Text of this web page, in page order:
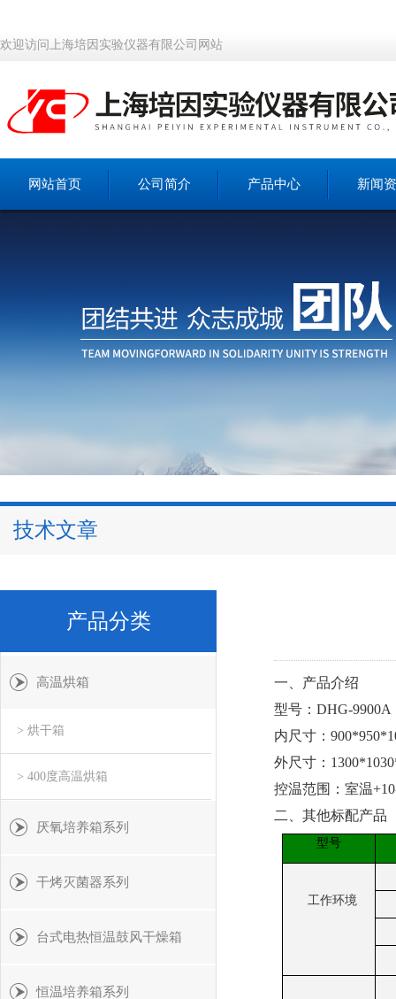
欢迎访问上海培因实验仪器有限公司网站
网站首页 公司简介 产品中心 新闻
技术文章
一、产品介绍
型号：DHG-9900A
内尺寸：
外尺寸：
控温范围：室温
二、其他标配产品
型号
工作环境
产品分类
高温烘箱
> 烘干箱
> 400度高温烘箱
厌氧培养箱系列
干烤灭菌器系列
台式电热恒温鼓风干燥箱
恒温培养箱系列